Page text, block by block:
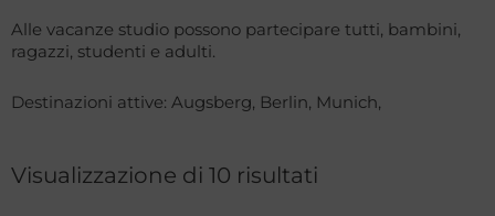
Alle vacanze studio possono partecipare tutti, bambini,
ragazzi, studenti e adulti.
Destinazioni attive: Augsberg, Berlin, Munich,
Visualizzazione di 10 risultati